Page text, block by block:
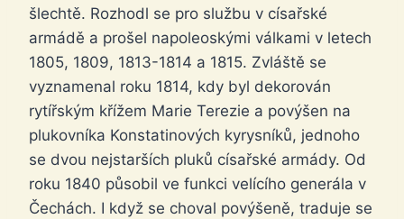
šlechtě. Rozhodl se pro službu v císařské
armádě a prošel napoleoskými válkami v letech
1805, 1809, 1813-1814 a 1815. Zvláště se
vyznamenal roku 1814, kdy byl dekorován
rytířským křížem Marie Terezie a povýšen na
plukovníka Konstatinových kyrysníků, jednoho
se dvou nejstarších pluků císařské armády. Od
roku 1840 působil ve funkci velícího generála v
Čechách. I když se choval povýšeně, traduje se